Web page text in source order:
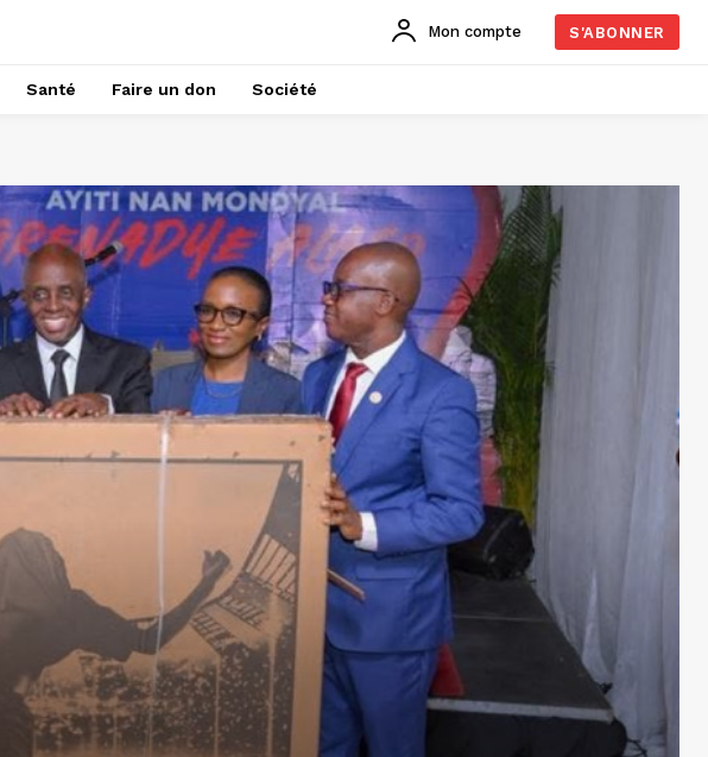
Mon compte S'ABONNER
Santé Faire un don Société